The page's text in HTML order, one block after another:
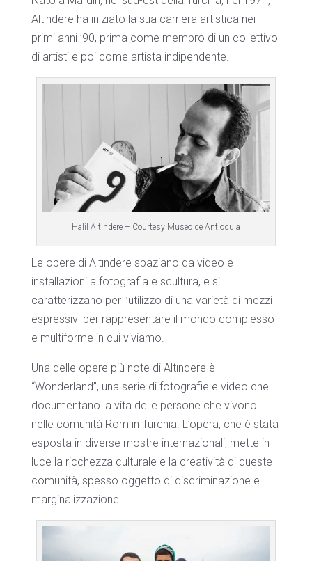
Altındere ha iniziato la sua carriera artistica nei
primi anni ’90, prima come membro di un collettivo
di artisti e poi come artista indipendente.
Halil Altindere – Courtesy Museo de Antioquia
Le opere di Altındere spaziano da video e
installazioni a fotografia e scultura, e si
caratterizzano per l’utilizzo di una varietà di mezzi
espressivi per rappresentare il mondo complesso
e multiforme in cui viviamo.
Una delle opere più note di Altındere è
“Wonderland”, una serie di fotografie e video che
documentano la vita delle persone che vivono
nelle comunità Rom in Turchia. L’opera, che è stata
esposta in diverse mostre internazionali, mette in
luce la ricchezza culturale e la creatività di queste
comunità, spesso oggetto di discriminazione e
marginalizzazione.